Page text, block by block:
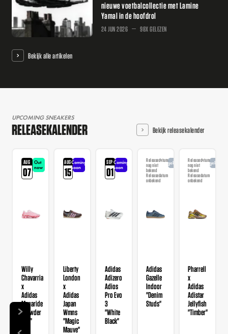
nieuwe voetbalcollectie met Lamine
Yamal in de hoofdrol
24 JUN 2026 98X GELEZEN
Bekijk alle artikelen
UPCOMING SNEAKERS
RELEASEKALENDER Bekijk releasekalender
AUG
07
Out
now
Willy
Chavarria
x
Adidas
Megaride
"Powder
Red"
AUG
15
Coming
soon
Liberty
London
x
Adidas
Japan
Wmns
"Magic
Mauve"
SEP
01
Coming
soon
Adidas
Adizero
Adios
Pro Evo
3
"White
Black"
Releasedatum
nog niet
bekend
Releasedatum
onbekend
Aangekondigd
Adidas
Gazelle
Indoor
"Denim
Studs"
Releasedatum
nog niet
bekend
Releasedatum
onbekend
Pharrell
x
Adidas
Adistar
Jellyfish
"Timber"